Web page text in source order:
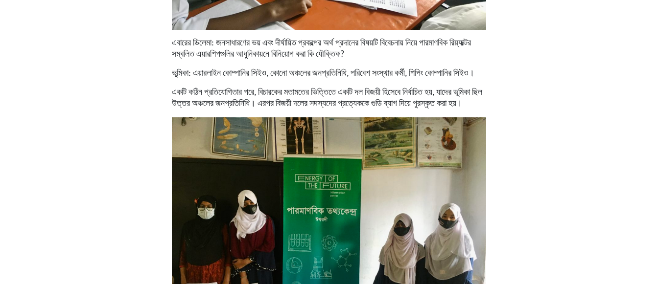
এবারের ডিলেমা: জনসাধারণের ভয় এবং দীর্ঘায়িত প্রকল্পের অর্থ প্রদানের বিষয়টি বিবেচনায় নিয়ে পারমাণবিক রিয়্যাক্টর
সম্বলিত এয়ারশিপগুলির আধুনিকায়নে বিনিয়োগ করা কি যৌক্তিক?
ভূমিকা: এয়ারলাইন কোম্পানির সিইও, কোনো অঞ্চলের জনপ্রতিনিধি, পরিবেশ সংস্থার কর্মী, শিপিং কোম্পানির সিইও।
একটি কঠিন প্রতিযোগিতার পরে, বিচারকের মতামতের ভিত্তিতে একটি দল বিজয়ী হিসেবে নির্বাচিত হয়, যাদের ভূমিকা ছিল
উত্তর অঞ্চলের জনপ্রতিনিধি। এরপর বিজয়ী দলের সদস্যদের প্রত্যেককে গুডি ব্যাগ দিয়ে পুরস্কৃত করা হয়।